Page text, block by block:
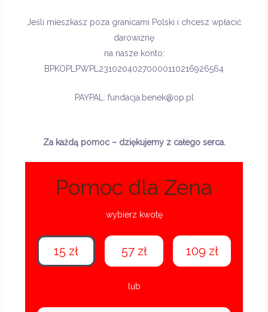
Jeśli mieszkasz poza granicami Polski i chcesz wpłacić
darowiznę
na nasze konto:
BPKOPLPWPL23102040270000110216926564
PAYPAL: fundacja.benek@op.pl
Za każdą pomoc – dziękujemy z całego serca.
Pomoc dla Zena
wybierz kwotę
15 zł 57 zł 109 zł
lub